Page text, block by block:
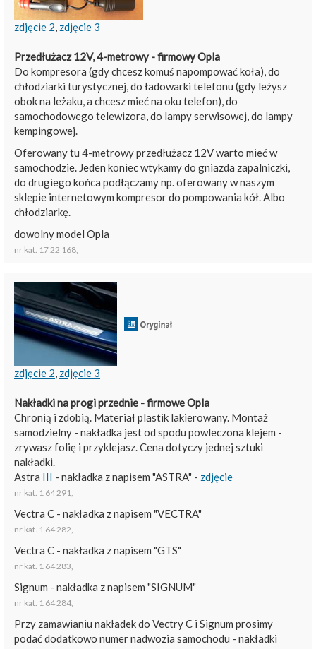
zdjęcie 2, zdjęcie 3
Przedłużacz 12V, 4-metrowy - firmowy Opla
Do kompresora (gdy chcesz komuś napompować koła), do
chłodziarki turystycznej, do ładowarki telefonu (gdy leżysz
obok na leżaku, a chcesz mieć na oku telefon), do
samochodowego telewizora, do lampy serwisowej, do lampy
kempingowej.
Oferowany tu 4-metrowy przedłużacz 12V warto mieć w
samochodzie. Jeden koniec wtykamy do gniazda zapalniczki,
do drugiego końca podłączamy np. oferowany w naszym
sklepie internetowym kompresor do pompowania kół. Albo
chłodziarkę.
dowolny model Opla
nr kat. 17 22 168,
zdjęcie 2, zdjęcie 3
Nakładki na progi przednie - firmowe Opla
Chronią i zdobią. Materiał plastik lakierowany. Montaż
samodzielny - nakładka jest od spodu powleczona klejem -
zrywasz folię i przyklejasz. Cena dotyczy jednej sztuki
nakładki.
Astra III - nakładka z napisem "ASTRA" - zdjęcie
nr kat. 1 64 291,
Vectra C - nakładka z napisem "VECTRA"
nr kat. 1 64 282,
Vectra C - nakładka z napisem "GTS"
nr kat. 1 64 283,
Signum - nakładka z napisem "SIGNUM"
nr kat. 1 64 284,
Przy zamawianiu nakładek do Vectry C i Signum prosimy
podać dodatkowo numer nadwozia samochodu - nakładki